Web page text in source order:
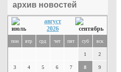
архив новостей
август
2026
пон втр срд чет пят суб вск
1 2
3 4 5 6 7 8 9